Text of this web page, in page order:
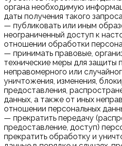
органа необходимую
даты получения такого
— публиковать или иным
неограниченный доступ к
отношении обработки
— принимать правовые,
технические меры для защиты
неправомерного или
уничтожения, изменения,
предоставления,
данных, а также от иных
отношении персональных
— прекратить передачу
предоставление, доступ)
прекратить обработку и